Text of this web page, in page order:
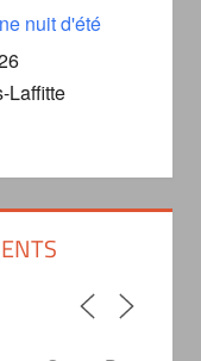
nuit d'été
Laffitte